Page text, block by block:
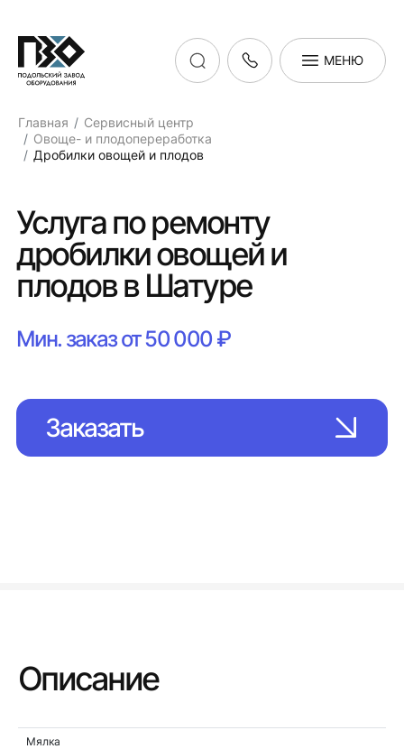
МЕНЮ
Главная
Сервисный центр
Овоще- и плодопереработка
Дробилки овощей и плодов
Услуга по ремонту
дробилки овощей и
плодов в Шатуре
Мин. заказ от 50 000 ₽
Заказать
Описание
Мялка